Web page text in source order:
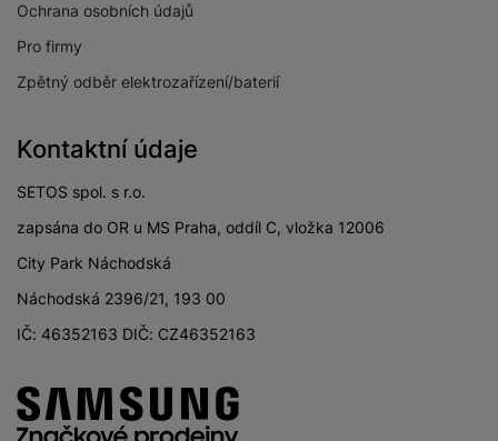
Ochrana osobních údajů
Pro firmy
Zpětný odběr elektrozařízení/baterií
Kontaktní údaje
SETOS spol. s r.o.
zapsána do OR u MS Praha, oddíl C, vložka 12006
City Park Náchodská
Náchodská 2396/21, 193 00
IČ: 46352163 DIČ: CZ46352163